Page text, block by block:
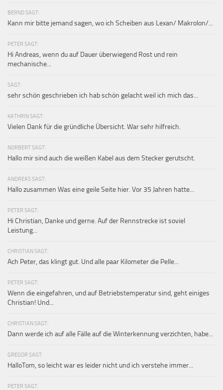
BERND SAGT:
Kann mir bitte jemand sagen, wo ich Scheiben aus Lexan/ Makrolon/...
PETER SAGT:
Hi Andreas, wenn du auf Dauer überwiegend Rost und rein
mechanische...
SAGT:
sehr schön geschrieben ich hab schön gelacht weil ich mich das...
KATHRIN SAGT:
Vielen Dank für die gründliche Übersicht. War sehr hilfreich.
NORBERT SAGT:
Hallo mir sind auch die weißen Kabel aus dem Stecker gerutscht.
ANDREAS SAGT:
Hallo zusammen Was eine geile Seite hier. Vor 35 Jahren hatte...
PETER SAGT:
Hi Christian, Danke und gerne. Auf der Rennstrecke ist soviel
Leistung...
CHRISTIAN SAGT:
Ach Peter, das klingt gut. Und alle paar Kilometer die Pelle...
PETER SAGT:
Wenn die eingefahren, und auf Betriebstemperatur sind, geht einiges
Christian! Und...
CHRISTIAN SAGT:
Dann werde ich auf alle Fälle auf die Winterkennung verzichten, habe...
GREGOR SAGT:
HalloTom, so leicht war es leider nicht und ich verstehe immer...
PETER SAGT: